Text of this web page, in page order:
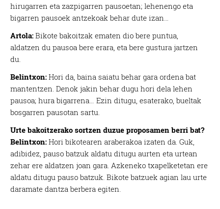
hirugarren eta zazpigarren pausoetan; lehenengo eta
bigarren pausoek antzekoak behar dute izan…
Artola: Bikote bakoitzak ematen dio bere puntua,
aldatzen du pausoa bere erara, eta bere gustura jartzen
du.
Belintxon: Hori da, baina saiatu behar gara ordena bat
mantentzen. Denok jakin behar dugu hori dela lehen
pausoa; hura bigarrena… Ezin ditugu, esaterako, bueltak
bosgarren pausotan sartu.
Urte bakoitzerako sortzen duzue proposamen berri bat?
Belintxon:Hori bikotearen araberakoa izaten da. Guk,
adibidez, pauso batzuk aldatu ditugu aurten eta urtean
zehar ere aldatzen joan gara. Azkeneko txapelketetan ere
aldatu ditugu pauso batzuk. Bikote batzuek agian lau urte
daramate dantza berbera egiten.